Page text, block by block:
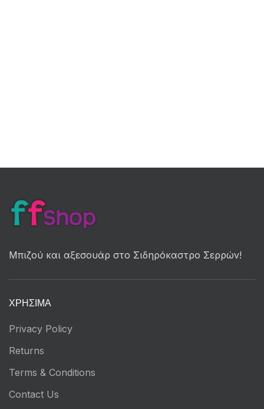
Μπιζού και αξεσουάρ στο Σιδηρόκαστρο Σερρών!
ΧΡΉΣΙΜΑ
Privacy Policy
Returns
Terms & Conditions
Contact Us